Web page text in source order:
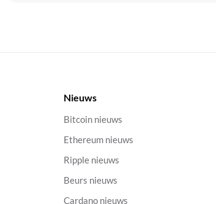
Nieuws
Bitcoin nieuws
Ethereum nieuws
Ripple nieuws
Beurs nieuws
Cardano nieuws